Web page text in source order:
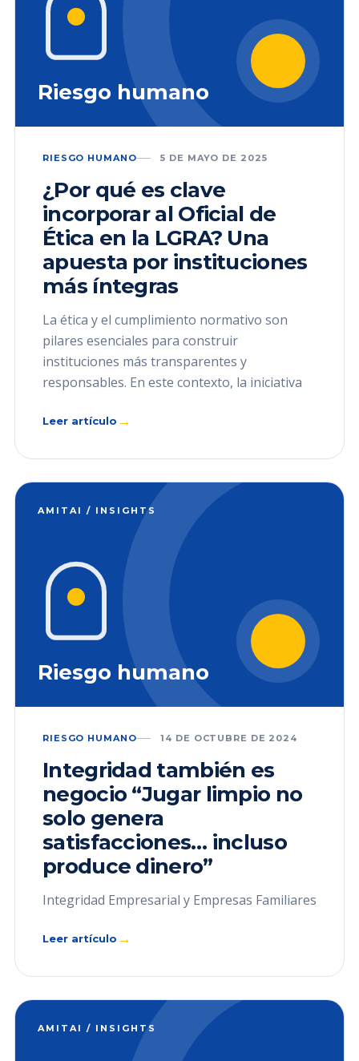
Riesgo humano
RIESGO HUMANO 5 DE MAYO DE 2025
¿Por qué es clave
incorporar al Oficial de
Ética en la LGRA? Una
apuesta por instituciones
más íntegras
La ética y el cumplimiento normativo son
pilares esenciales para construir
instituciones más transparentes y
responsables. En este contexto, la iniciativa
Leer artículo →
AMITAI / INSIGHTS
Riesgo humano
RIESGO HUMANO 14 DE OCTUBRE DE 2024
Integridad también es
negocio “Jugar limpio no
solo genera
satisfacciones… incluso
produce dinero”
Integridad Empresarial y Empresas Familiares
Leer artículo →
AMITAI / INSIGHTS